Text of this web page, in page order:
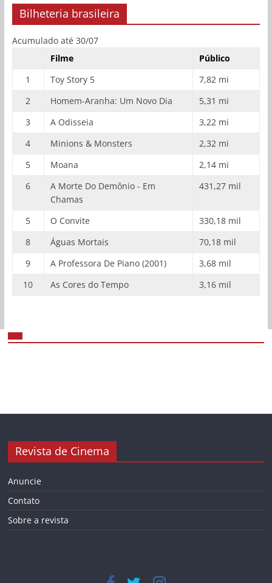
Bilheteria brasileira
Acumulado até 30/07
Filme
Público
1
Toy Story 5
7,82 mi
2
Homem-Aranha: Um Novo Dia
5,31 mi
3
A Odisseia
3,22 mi
4
Minions & Monsters
2,32 mi
5
Moana
2,14 mi
6
A Morte Do Demônio - Em
Chamas
431,27 mil
5 O Convite
330,18 mil
8
Águas Mortais
70,18 mil
9
A Professora De Piano (2001)
3,68 mil
10
As Cores do Tempo 3,16 mil
Revista de Cinema
Anuncie
Contato
Sobre a revista